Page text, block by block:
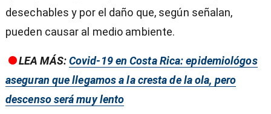
desechables y por el daño que, según señalan,
pueden causar al medio ambiente.
LEA MÁS:Covid-19 en Costa Rica: epidemiológos
aseguran que llegamos a la cresta de la ola, pero
descenso será muy lento